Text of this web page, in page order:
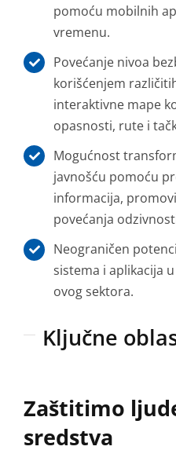
pomoću mobilnih
vremenu.
Povećanje nivoa
korišćenjem
interaktivne mape
opasnosti, rute i
Mogućnost
javnošću pomoću
informacija,
povećanja
Neograničen
sistema i aplikacija
ovog sektora.
Ključne
Zaštitimo
sredstva